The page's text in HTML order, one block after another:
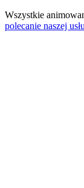
Wszystkie
polecanie naszej